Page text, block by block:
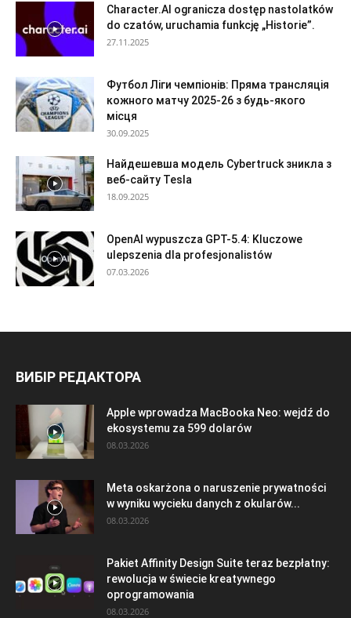
Character.AI ogranicza dostęp nastolatków
do czatów, uruchamia funkcję „Historie”.
27.11.2025
Футбол Ліги чемпіонів: Пряма трансляція
кожного матчу 2025-26 з будь-якого
місця
30.09.2025
Найдешевша модель Cybertruck зникла з
веб-сайту Tesla
18.09.2025
OpenAI wypuszcza GPT-5.4: Kluczowe
ulepszenia dla profesjonalistów
07.03.2026
ВИБІР РЕДАКТОРА
Apple wprowadza MacBooka Neo: wejdź do
ekosystemu za 599 dolarów
08.03.2026
Meta oskarżona o naruszenie prywatności
w wyniku wycieku danych z okularów...
08.03.2026
Pakiet Affinity Design Suite teraz bezpłatny:
rewolucja w świecie kreatywnego
oprogramowania
08.03.2026